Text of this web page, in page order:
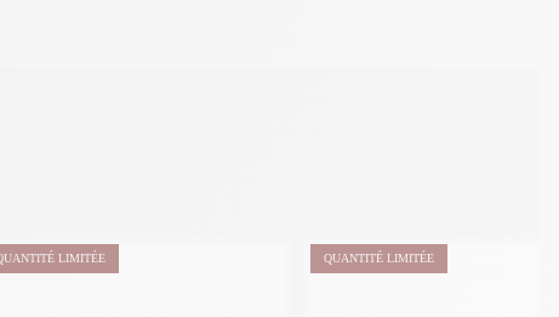
LIMITÉE QUANTITÉ LIMITÉE